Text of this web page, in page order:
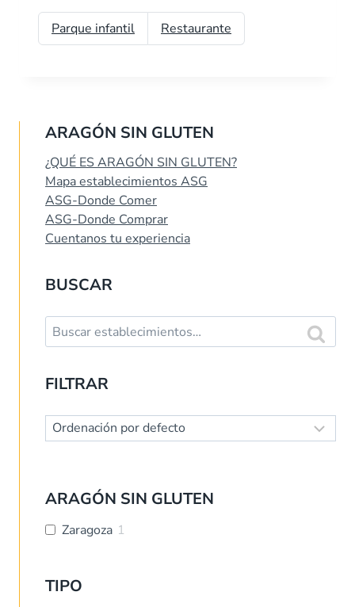
Parque infantil Restaurante
ARAGÓN SIN GLUTEN
¿QUÉ ES ARAGÓN SIN GLUTEN?
Mapa establecimientos ASG
ASG-Donde Comer
ASG-Donde Comprar
Cuentanos tu experiencia
BUSCAR
Buscar:
Buscar
FILTRAR
ARAGÓN SIN GLUTEN
Zaragoza 1
TIPO